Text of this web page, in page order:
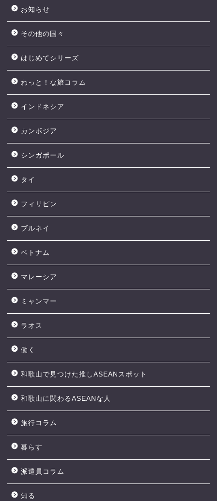
お知らせ
その他の国々
はじめてシリーズ
わっと！な旅コラム
インドネシア
カンボジア
シンガポール
タイ
フィリピン
ブルネイ
ベトナム
マレーシア
ミャンマー
ラオス
働く
和歌山で見つけた推しASEANスポット
和歌山に関わるASEANな人
旅行コラム
暮らす
派遣員コラム
知る